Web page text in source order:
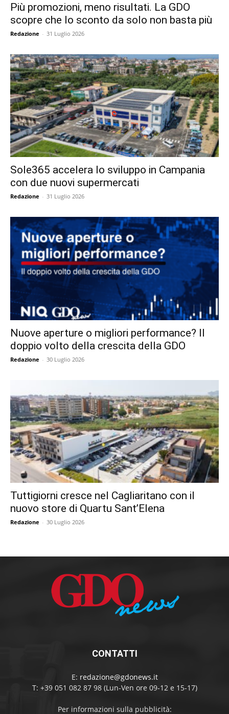
Più promozioni, meno risultati. La GDO
scopre che lo sconto da solo non basta più
Redazione - 31 Luglio 2026
Sole365 accelera lo sviluppo in Campania
con due nuovi supermercati
Redazione - 31 Luglio 2026
Nuove aperture o migliori performance? Il
doppio volto della crescita della GDO
Redazione - 30 Luglio 2026
Tuttigiorni cresce nel Cagliaritano con il
nuovo store di Quartu Sant’Elena
Redazione - 30 Luglio 2026
CONTATTI
E: redazione@gdonews.it
T: +39 051 082 87 98 (Lun-Ven ore 09-12 e 15-17)
Per informazioni sulla pubblicità: